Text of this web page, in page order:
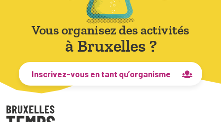
Vous organisez des activités
à Bruxelles ?
Inscrivez-vous en tant qu’organisme